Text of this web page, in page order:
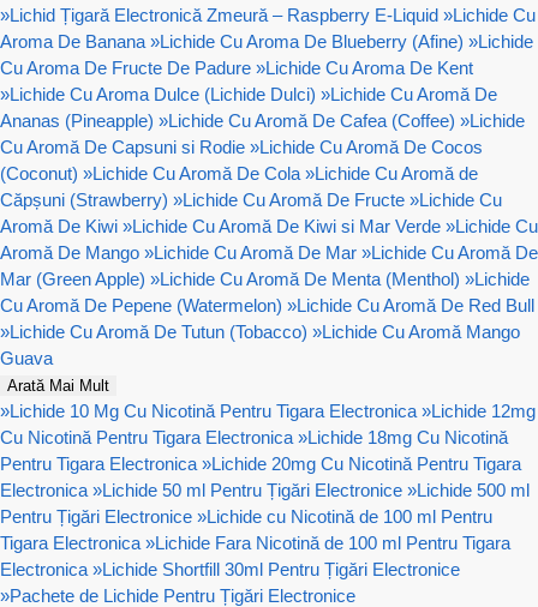
»Lichid Țigară Electronică Zmeură – Raspberry E-Liquid »Lichide Cu
Aroma De Banana »Lichide Cu Aroma De Blueberry (Afine) »Lichide
Cu Aroma De Fructe De Padure »Lichide Cu Aroma De Kent
»Lichide Cu Aroma Dulce (Lichide Dulci) »Lichide Cu Aromă De
Ananas (Pineapple) »Lichide Cu Aromă De Cafea (Coffee) »Lichide
Cu Aromă De Capsuni si Rodie »Lichide Cu Aromă De Cocos
(Coconut) »Lichide Cu Aromă De Cola »Lichide Cu Aromă de
Căpșuni (Strawberry) »Lichide Cu Aromă De Fructe »Lichide Cu
Aromă De Kiwi »Lichide Cu Aromă De Kiwi si Mar Verde »Lichide Cu
Aromă De Mango »Lichide Cu Aromă De Mar »Lichide Cu Aromă De
Mar (Green Apple) »Lichide Cu Aromă De Menta (Menthol) »Lichide
Cu Aromă De Pepene (Watermelon) »Lichide Cu Aromă De Red Bull
»Lichide Cu Aromă De Tutun (Tobacco) »Lichide Cu Aromă Mango
Guava
Arată Mai Mult
»Lichide 10 Mg Cu Nicotină Pentru Tigara Electronica »Lichide 12mg
Cu Nicotină Pentru Tigara Electronica »Lichide 18mg Cu Nicotină
Pentru Tigara Electronica »Lichide 20mg Cu Nicotină Pentru Tigara
Electronica »Lichide 50 ml Pentru Țigări Electronice »Lichide 500 ml
Pentru Țigări Electronice »Lichide cu Nicotină de 100 ml Pentru
Tigara Electronica »Lichide Fara Nicotină de 100 ml Pentru Tigara
Electronica »Lichide Shortfill 30ml Pentru Țigări Electronice
»Pachete de Lichide Pentru Țigări Electronice